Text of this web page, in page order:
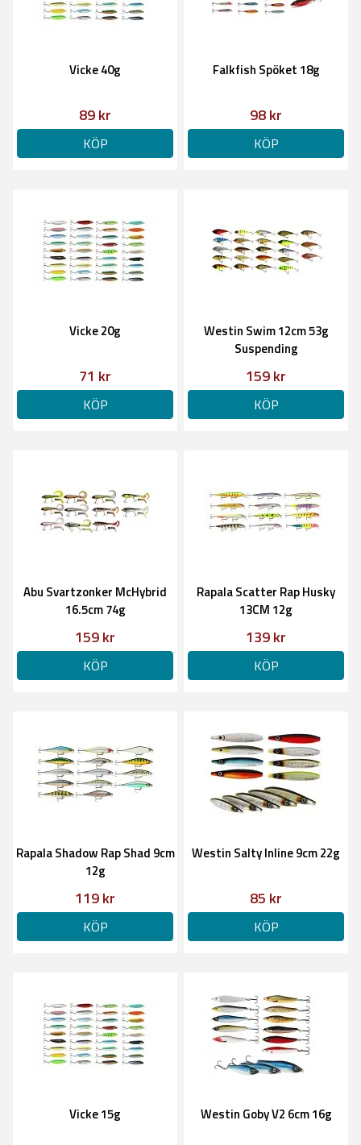
Vicke 40g
89 kr
KÖP
Falkfish Spöket 18g
98 kr
KÖP
Vicke 20g
71 kr
KÖP
Westin Swim 12cm 53g
Suspending
159 kr
KÖP
Abu Svartzonker McHybrid
16.5cm 74g
159 kr
KÖP
Rapala Scatter Rap Husky
13CM 12g
139 kr
KÖP
Rapala Shadow Rap Shad 9cm
12g
119 kr
KÖP
Westin Salty Inline 9cm 22g
85 kr
KÖP
Vicke 15g Westin Goby V2 6cm 16g